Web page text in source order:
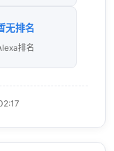
无排名
排名